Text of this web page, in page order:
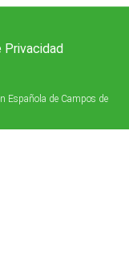
Española de Campos de